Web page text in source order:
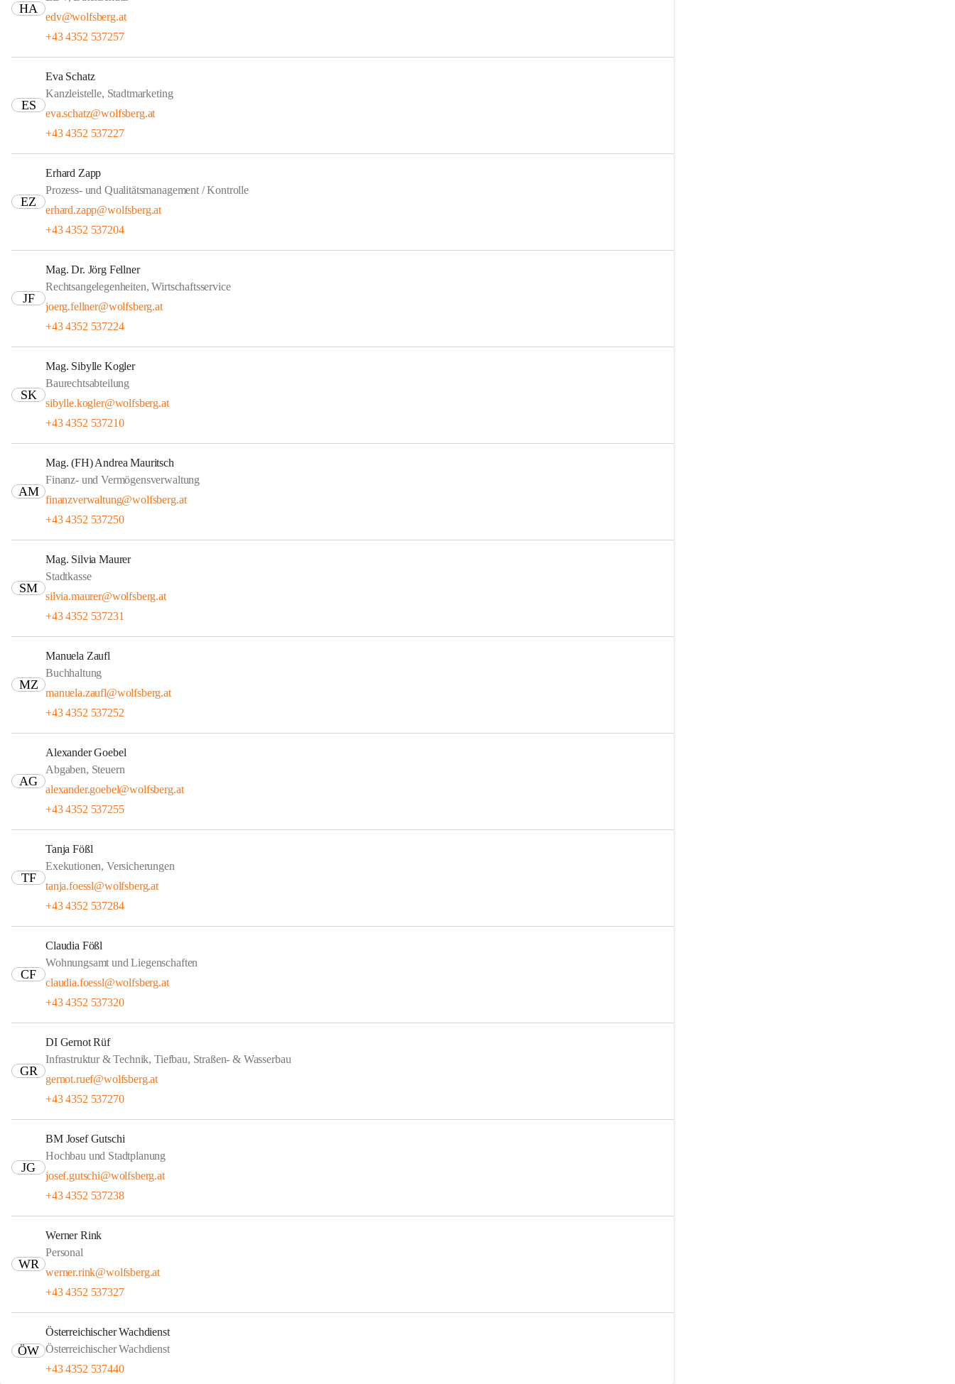
HA
edv@wolfsberg.at
+43 4352 537257
ES
Eva Schatz
Kanzleistelle, Stadtmarketing
eva.schatz@wolfsberg.at
+43 4352 537227
EZ
Erhard Zapp
Prozess- und Qualitätsmanagement / Kontrolle
erhard.zapp@wolfsberg.at
+43 4352 537204
JF
Mag. Dr. Jörg Fellner
Rechtsangelegenheiten, Wirtschaftsservice
joerg.fellner@wolfsberg.at
+43 4352 537224
SK
Mag. Sibylle Kogler
Baurechtsabteilung
sibylle.kogler@wolfsberg.at
+43 4352 537210
AM
Mag. (FH) Andrea Mauritsch
Finanz- und Vermögensverwaltung
finanzverwaltung@wolfsberg.at
+43 4352 537250
SM
Mag. Silvia Maurer
Stadtkasse
silvia.maurer@wolfsberg.at
+43 4352 537231
MZ
Manuela Zaufl
Buchhaltung
manuela.zaufl@wolfsberg.at
+43 4352 537252
AG
Alexander Goebel
Abgaben, Steuern
alexander.goebel@wolfsberg.at
+43 4352 537255
TF
Tanja Fößl
Exekutionen, Versicherungen
tanja.foessl@wolfsberg.at
+43 4352 537284
CF
Claudia Fößl
Wohnungsamt und Liegenschaften
claudia.foessl@wolfsberg.at
+43 4352 537320
GR
DI Gernot Rüf
Infrastruktur & Technik, Tiefbau, Straßen- & Wasserbau
gernot.ruef@wolfsberg.at
+43 4352 537270
JG
BM Josef Gutschi
Hochbau und Stadtplanung
josef.gutschi@wolfsberg.at
+43 4352 537238
WR
Werner Rink
Personal
werner.rink@wolfsberg.at
+43 4352 537327
ÖW
Österreichischer Wachdienst
Österreichischer Wachdienst
+43 4352 537440